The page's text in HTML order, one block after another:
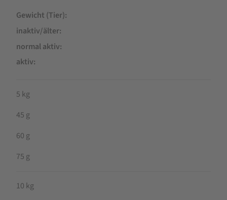
Gewicht (Tier)
inaktiv/älter
normal aktiv
aktiv
5 kg
45 g
60 g
75 g
10 kg